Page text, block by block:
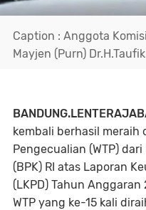
Caption : Anggota
Mayjen (Purn)
kembali berhasil meraih
Pengecualian (WTP)
(BPK) RI atas Laporan
(LKPD) Tahun
WTP yang ke-15 kali